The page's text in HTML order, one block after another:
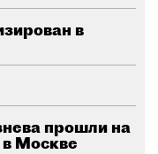
в
прошли на
Москве